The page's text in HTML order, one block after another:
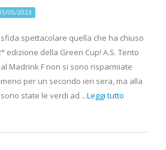
05/2023
sfida spettacolare quella che ha chiuso
edizione della Green Cup! A.S. Tento
Madrink F non si sono risparmiate
per un secondo ieri sera, ma alla
state le verdi ad ...Leggi tutto